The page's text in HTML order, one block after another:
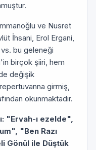
ve Nusret
İhsani, Erol Ergani,
bu geleneği
birçok şiiri, hem
değişik
girmiş,
okunmaktadır.
"Ervah-ı ezelde",
"Ben Razı
Gönül ile Düştük